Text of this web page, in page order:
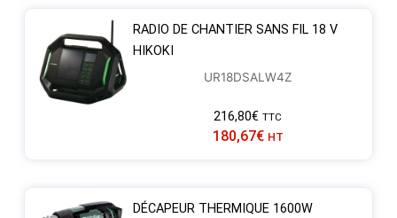
RADIO DE CHANTIER SANS FIL 18 V
HIKOKI
UR18DSALW4Z
216,80€ TTC
180,67€ HT
DÉCAPEUR THERMIQUE 1600W